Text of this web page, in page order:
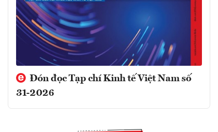
Đón đọc Tạp chí Kinh tế Việt Nam số
31-2026